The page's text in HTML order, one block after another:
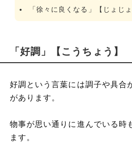
「徐々に良くなる」【じょじ
「好調」【こうちょう】
好調という言葉には調子や具合
があります。
物事が思い通りに進んでいる時
ます。